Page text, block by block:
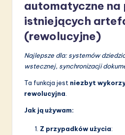
automatyczne
istniejących
(rewolucyjne)
Najlepsze dla: systemów
wstecznej, synchronizacji
Ta funkcja jest niezbyt
rewolucyjna.
Jak ją używam:
Z przypadków użycia: